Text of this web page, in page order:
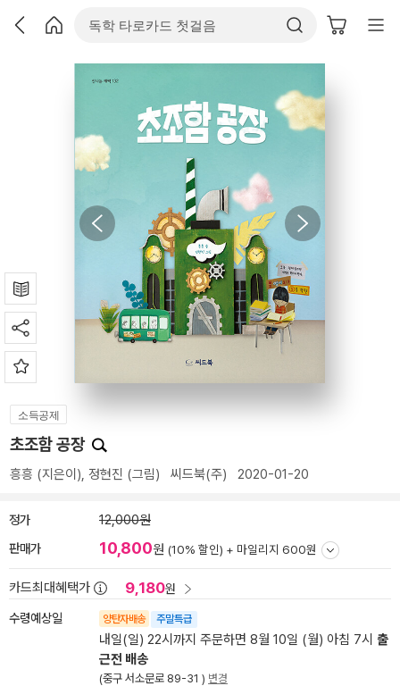
소득공제
초조함 공장
흥흥 (지은이), 정현진 (그림) 씨드북(주) 2020-01-20
정가 12,000원
판매가 10,800원 (10% 할인) + 마일리지 600원
카드최대혜택가 9,180원
수령예상일 양탄자배송 주말특급
내일(일) 22시까지 주문하면 8월 10일 (월) 아침 7시 출
근전 배송
(중구 서소문로 89-31 ) 변경